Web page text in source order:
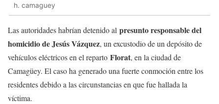
h. camaguey
Las autoridades habrían detenido al presunto responsable del
homicidio de Jesús Vázquez, un excustodio de un depósito de
vehículos eléctricos en el reparto Florat, en la ciudad de
Camagüey. El caso ha generado una fuerte conmoción entre los
residentes debido a las circunstancias en que fue hallada la
víctima.